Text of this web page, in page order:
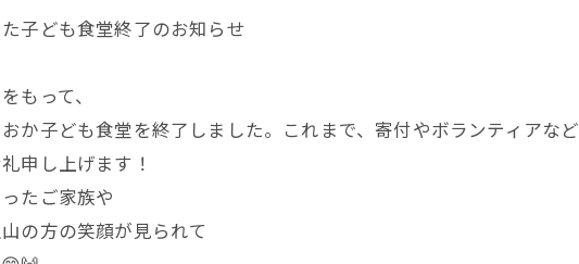
子ども食堂終了のお知らせ
もって、
か子ども食堂を終了しました。これまで、寄付やボランティアなど
申し上げます！
たご家族や
の方の笑顔が見られて